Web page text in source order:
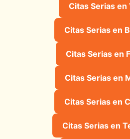
Citas Serias en
Citas Serias en
Citas Serias en
Citas Serias en
Citas Serias en
Citas Serias en